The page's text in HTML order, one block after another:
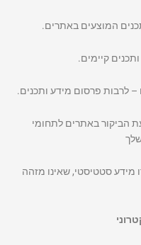
המוצעים באתרים.
קיימים.
– לרבות פרסום מידע ותכנים.
הביקור באתרים לתחומי
סטטיסטי, שאינו מזהה